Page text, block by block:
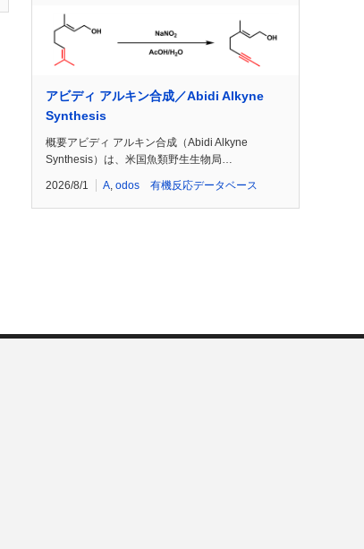
アビディ アルキン合成／Abidi Alkyne
Synthesis
概要アビディ アルキン合成（Abidi Alkyne
Synthesis）は、米国魚類野生生物局…
2026/8/1 A, odos 有機反応データベース